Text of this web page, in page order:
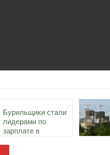
Бурильщики стали
лидерами по
зарплате в